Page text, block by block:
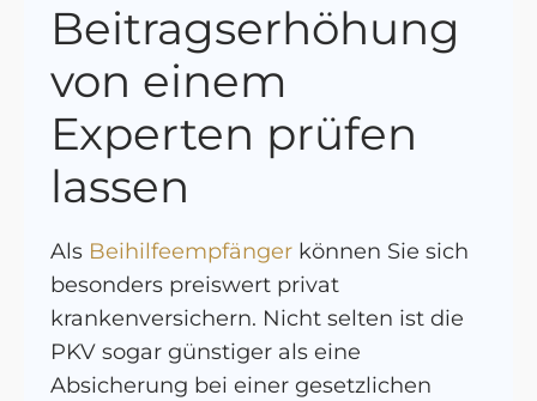
Beitragserhöhung
von einem
Experten prüfen
lassen
Als Beihilfeempfänger können Sie sich
besonders preiswert privat
krankenversichern. Nicht selten ist die
PKV sogar günstiger als eine
Absicherung bei einer gesetzlichen